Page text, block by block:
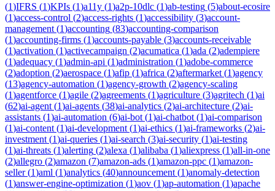
(1)IFRS (1)KPIs (1)a11y (1)a2p-10dlc (1)ab-testing (5)about-ecosire
(1)access-control (2)access-rights (1)accessibility (3)account-
management (1)accounting (83)accounting-comparison
(1)accounting-firms (1)accounts-payable (3)accounts-receivable
(1)activation (1)activecampaign (2)acumatica (1)ada (2)adempiere
(1)adequacy (1)admin-api (1)administration (1)adobe-commerce
(2)adoption (2)aerospace (1)afip (1)africa (2)aftermarket (1)agency
(13)agency-automation (1)agency-growth (2)agency-scaling
(1)agentforce (1)agile (2)agreements (1)agriculture (3)agritech (1)ai
(62)ai-agent (1)ai-agents (38)ai-analytics (2)ai-architecture (2)ai-
assistants (1)ai-automation (6)ai-bot (1)ai-chatbot (1)ai-comparison
(1)ai-content (1)ai-development (1)ai-ethics (1)ai-frameworks (2)ai-
investment (1)ai-queries (1)ai-search (3)ai-security (1)ai-testing
(1)ai-threats (1)alerting (2)alexa (1)alibaba (1)aliexpress (1)all-in-one
(2)allegro (2)amazon (7)amazon-ads (1)amazon-ppc (1)amazon-
seller(1)aml (1)analytics (40)announcement (1)anomaly-detection
(1)answer-engine-optimization (1)aov (1)ap-automation (1)apache